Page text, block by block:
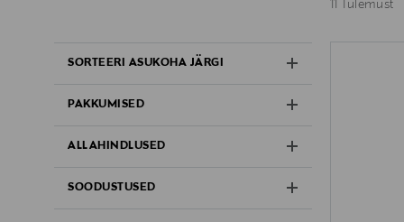
SORTEERI ASUKOHA JÄRGI
PAKKUMISED
ALLAHINDLUSED
SOODUSTUSED
11 Tulemust